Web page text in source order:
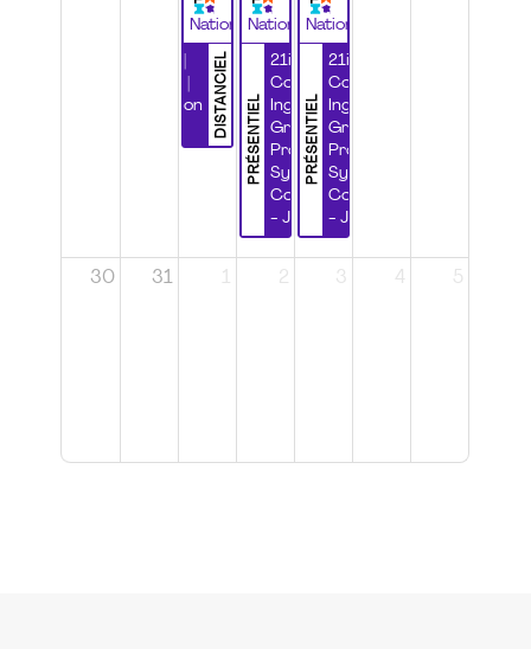
National
DISTANCIEL
Certification
National
PRÉSENTIEL
21ième
Congrès
Ingénierie
Grands
Projets et
Systèmes
Complexes
- Jour 1
National
PRÉSENTIEL
21ième
Congrès
Ingénierie
Grands
Projets et
Systèmes
Complexes
- Jour 2
30 31 1 2 3 4 5